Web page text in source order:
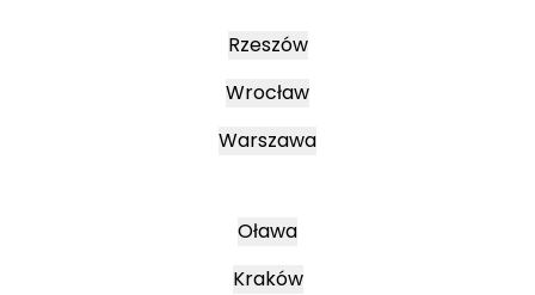
Rzeszów
Wrocław
Warszawa
Oława
Kraków